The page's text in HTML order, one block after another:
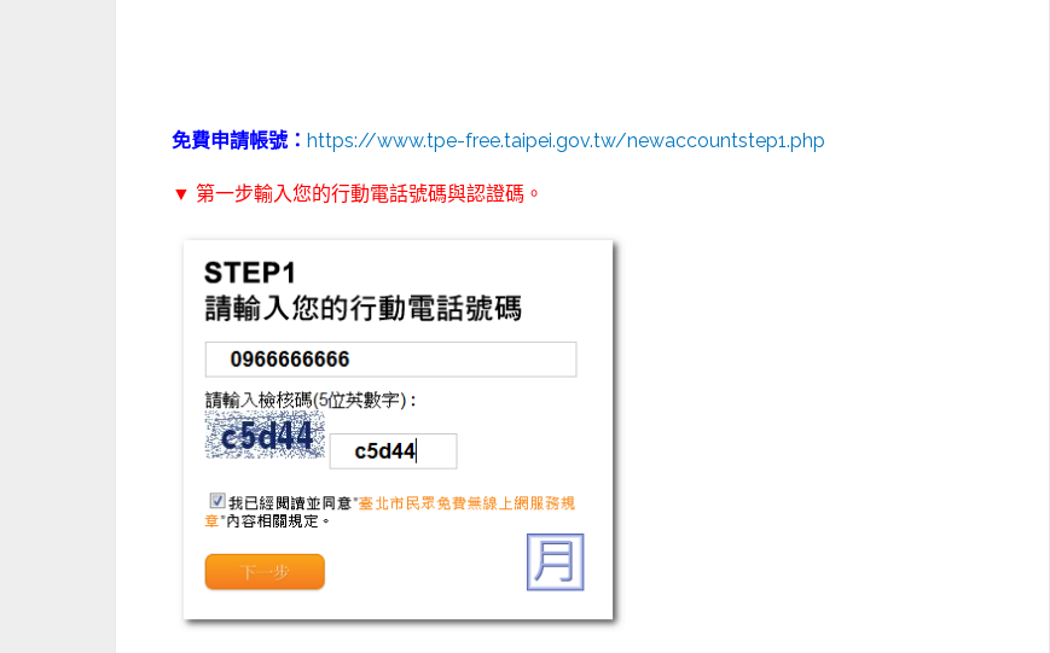
免費申請帳號： https://www.tpe-free.taipei.gov.tw/newaccountstep1.php
▼ 第一步輸入您的行動電話號碼與認證碼。